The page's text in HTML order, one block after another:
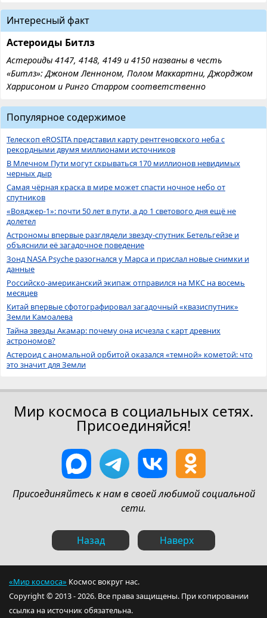
Интересный факт
Астероиды Битлз
Астероиды 4147, 4148, 4149 и 4150 названы в честь
«Битлз»: Джоном Ленноном, Полом Маккартни, Джорджом
Харрисоном и Ринго Старром соответственно
Популярное содержимое
Телескоп eROSITA представил карту рентгеновского неба с
рекордными двумя миллионами источников
В Млечном Пути могут скрываться 170 миллионов невидимых
черных дыр
Самая чёрная краска в мире может спасти ночное небо от
спутников
«Вояджер-1»: почти 50 лет в пути, а до 1 светового дня ещё не
долетел
Астрономы впервые разглядели звезду-спутник Бетельгейзе и
объяснили её загадочное поведение
Зонд NASA Psyche разогнался у Марса и прислал новые снимки и
данные
Российско-американский экипаж отправился на МКС на восемь
месяцев
Китай впервые сфотографировал загадочный «квазиспутник»
Земли Камоалева
Тайна звезды Акамар: почему она исчезла с карт древних
астрономов?
Астероид с аномальной орбитой оказался «темной» кометой: что
это значит для Земли
Мир космоса в социальных сетях.
Присоединяйся!
Присоединяйтесь к нам в своей любимой социальной
сети.
Назад Наверх
«Мир космоса» Космос вокруг нас.
Copyright © 2013 - 2026. Все права защищены. При копировании
ссылка на источник обязательна.